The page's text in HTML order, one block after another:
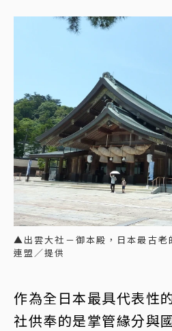
▲出雲大社－御本殿，日本最古
連盟／提供
作為全日本最具代表性
社供奉的是掌管緣分與